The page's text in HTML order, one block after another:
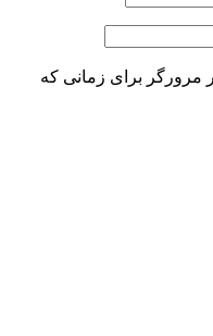
مرورگر برای زمانی که